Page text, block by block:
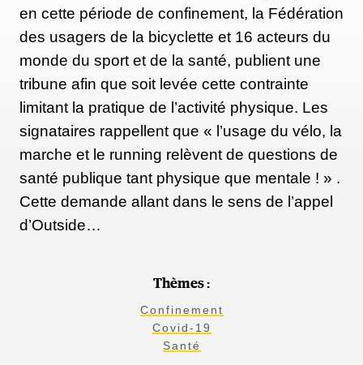
en cette période de confinement, la Fédération
des usagers de la bicyclette et 16 acteurs du
monde du sport et de la santé, publient une
tribune afin que soit levée cette contrainte
limitant la pratique de l’activité physique. Les
signataires rappellent que « l’usage du vélo, la
marche et le running relèvent de questions de
santé publique tant physique que mentale ! » .
Cette demande allant dans le sens de l’appel
d’Outside…
Thèmes :
Confinement
Covid-19
Santé